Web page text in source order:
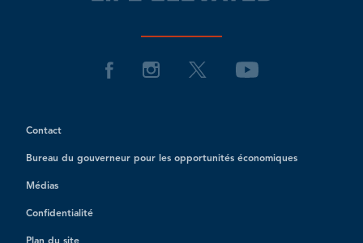
Contact
Bureau du gouverneur pour les opportunités économiques
Médias
Confidentialité